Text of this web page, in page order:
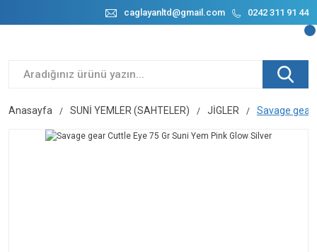
caglayanltd@gmail.com 0242 311 91 44
Anasayfa SUNİ YEMLER (SAHTELER) JİGLER Savage gear